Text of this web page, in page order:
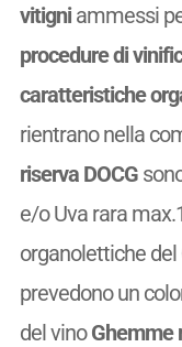
vitigniammessi
procedure di
caratteristiche
rientrano nella
riserva DOCG
e/o Uva rara
organolettiche del
prevedono un
del vinoGhemme